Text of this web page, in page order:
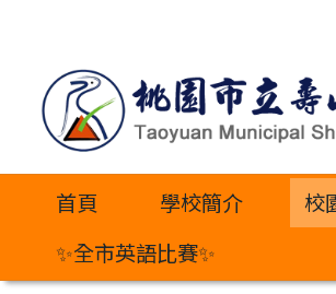
內
首頁 學校簡介 校
✨全市英語比賽✨